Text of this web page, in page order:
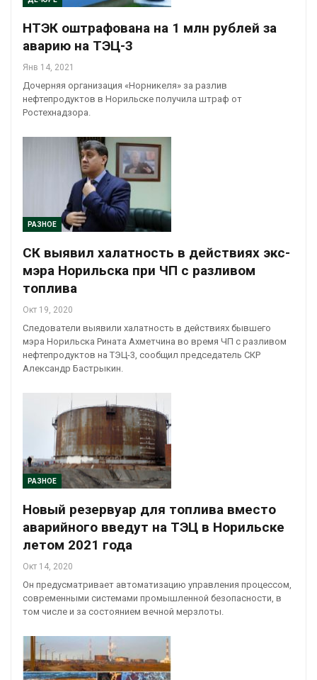
НТЭК оштрафована на 1 млн рублей за
аварию на ТЭЦ-3
Янв 14, 2021
Дочерняя организация «Норникеля» за разлив
нефтепродуктов в Норильске получила штраф от
Ростехнадзора.
РАЗНОЕ
СК выявил халатность в действиях экс-
мэра Норильска при ЧП с разливом
топлива
Окт 19, 2020
Следователи выявили халатность в действиях бывшего
мэра Норильска Рината Ахметчина во время ЧП с разливом
нефтепродуктов на ТЭЦ-3, сообщил председатель СКР
Александр Бастрыкин.
РАЗНОЕ
Новый резервуар для топлива вместо
аварийного введут на ТЭЦ в Норильске
летом 2021 года
Окт 14, 2020
Он предусматривает автоматизацию управления процессом,
современными системами промышленной безопасности, в
том числе и за состоянием вечной мерзлоты.